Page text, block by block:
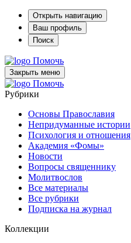
Открыть навигацию
Ваш профиль
Поиск
Помочь
Закрыть меню
Помочь
Рубрики
Основы Православия
Непридуманные истории
Психология и отношения
Академия «Фомы»
Новости
Вопросы священнику
Молитвослов
Все материалы
Все рубрики
Подписка на журнал
Коллекции